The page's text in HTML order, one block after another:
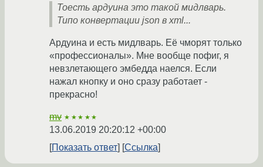
Тоесть ардуина это такой мидлварь.
Типо конвертации json в xml...
Ардуина и есть мидлварь. Её чморят только
«профессионалы». Мне вообще пофиг, я
невзлетающего эмбедда наелся. Если
нажал кнопку и оно сразу работает -
прекрасно!
mv ★★★★★
13.06.2019 20:20:12 +00:00
Показать ответ
Ссылка